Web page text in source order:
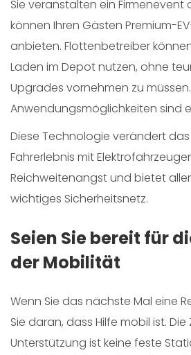
Sie veranstalten ein Firmenevent
können Ihren Gästen Premium-
anbieten. Flottenbetreiber
Laden im Depot nutzen, ohne
Upgrades vornehmen zu
Anwendungsmöglichkeiten sind
Diese Technologie verändert
Fahrerlebnis mit
Reichweitenangst und bietet
wichtiges Sicherheitsnetz.
Seien Sie bereit für
der Mobilität
Wenn Sie das nächste Mal eine
Sie daran, dass Hilfe mobil ist.
Unterstützung ist keine feste